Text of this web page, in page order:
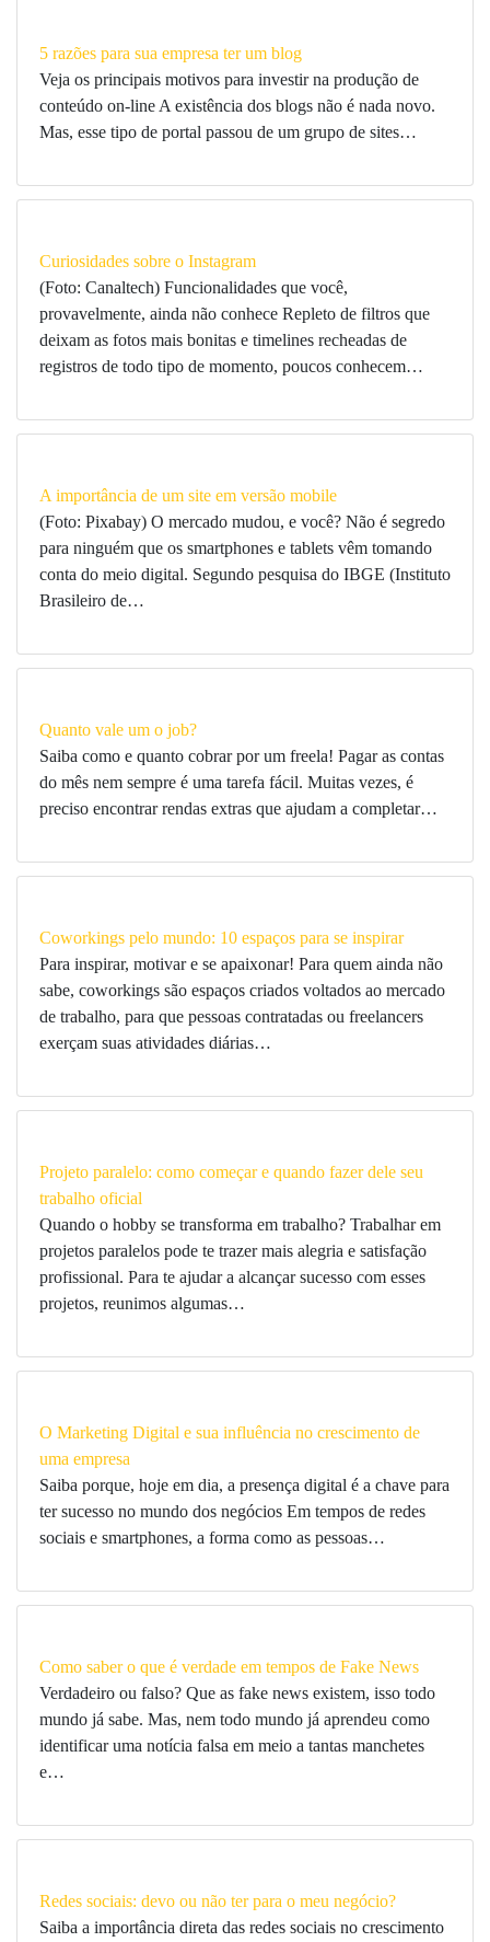
5 razões para sua empresa ter um blog
Veja os principais motivos para investir na produção de
conteúdo on-line A existência dos blogs não é nada novo.
Mas, esse tipo de portal passou de um grupo de sites…
Curiosidades sobre o Instagram
(Foto: Canaltech) Funcionalidades que você,
provavelmente, ainda não conhece Repleto de filtros que
deixam as fotos mais bonitas e timelines recheadas de
registros de todo tipo de momento, poucos conhecem…
A importância de um site em versão mobile
(Foto: Pixabay) O mercado mudou, e você? Não é segredo
para ninguém que os smartphones e tablets vêm tomando
conta do meio digital. Segundo pesquisa do IBGE (Instituto
Brasileiro de…
Quanto vale um o job?
Saiba como e quanto cobrar por um freela! Pagar as contas
do mês nem sempre é uma tarefa fácil. Muitas vezes, é
preciso encontrar rendas extras que ajudam a completar…
Coworkings pelo mundo: 10 espaços para se inspirar
Para inspirar, motivar e se apaixonar! Para quem ainda não
sabe, coworkings são espaços criados voltados ao mercado
de trabalho, para que pessoas contratadas ou freelancers
exerçam suas atividades diárias…
Projeto paralelo: como começar e quando fazer dele seu
trabalho oficial
Quando o hobby se transforma em trabalho? Trabalhar em
projetos paralelos pode te trazer mais alegria e satisfação
profissional. Para te ajudar a alcançar sucesso com esses
projetos, reunimos algumas…
O Marketing Digital e sua influência no crescimento de
uma empresa
Saiba porque, hoje em dia, a presença digital é a chave para
ter sucesso no mundo dos negócios Em tempos de redes
sociais e smartphones, a forma como as pessoas…
Como saber o que é verdade em tempos de Fake News
Verdadeiro ou falso? Que as fake news existem, isso todo
mundo já sabe. Mas, nem todo mundo já aprendeu como
identificar uma notícia falsa em meio a tantas manchetes
e…
Redes sociais: devo ou não ter para o meu negócio?
Saiba a importância direta das redes sociais no crescimento